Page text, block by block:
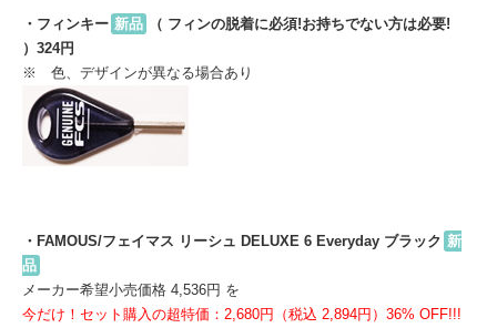
・フィンキー 新品
（ フィンの脱着に必須!お持ちでない方は必要!
）324円
※ 色、デザインが異なる場合あり
・FAMOUS/フェイマス リーシュ DELUXE 6 Everyday ブラック 新
品
メーカー希望小売価格 4,536円 を
今だけ！セット購入の超特価：2,680円（税込 2,894円）36% OFF!!!